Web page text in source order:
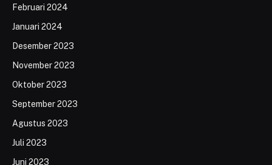
Februari 2024
Januari 2024
Desember 2023
November 2023
Oktober 2023
September 2023
Agustus 2023
Juli 2023
Juni 2023